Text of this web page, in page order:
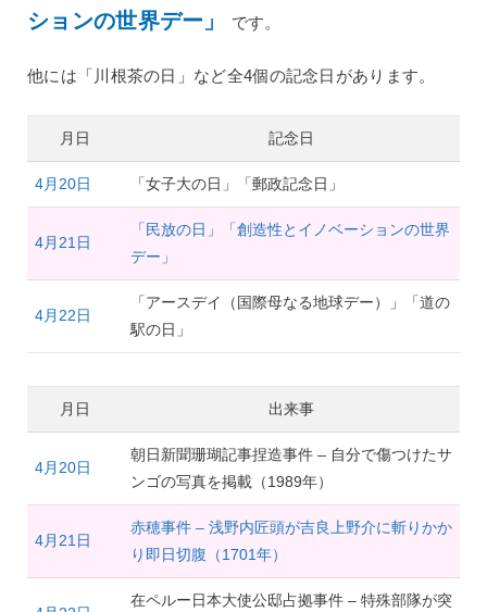
ションの世界デー」
です。
他には「川根茶の日」など全4個の記念日があります。
月日 記念日
4月20日 「女子大の日」「郵政記念日」
4月21日
「民放の日」「創造性とイノベーションの世界
デー」
4月22日
「アースデイ（国際母なる地球デー）」「道の
駅の日」
月日 出来事
4月20日
朝日新聞珊瑚記事捏造事件 – 自分で傷つけたサ
ンゴの写真を掲載（1989年）
4月21日
赤穂事件 – 浅野内匠頭が吉良上野介に斬りかか
り即日切腹（1701年）
在ペルー日本大使公邸占拠事件 – 特殊部隊が突